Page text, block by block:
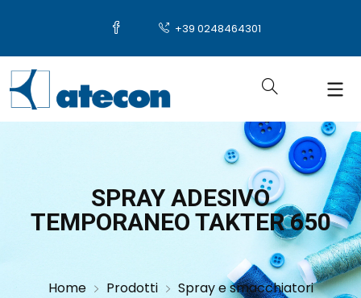
+39 0248464301
SPRAY ADESIVO
TEMPORANEO TAKTER 650
Home Prodotti
Spray e smacchiatori